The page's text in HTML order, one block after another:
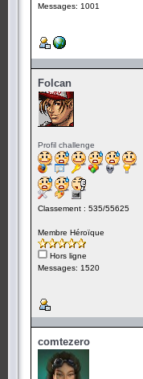
Messages: 1001
Folcan
Profil challenge
Classement : 535/55625
Membre Héroïque
Hors ligne
Messages: 1520
comtezero